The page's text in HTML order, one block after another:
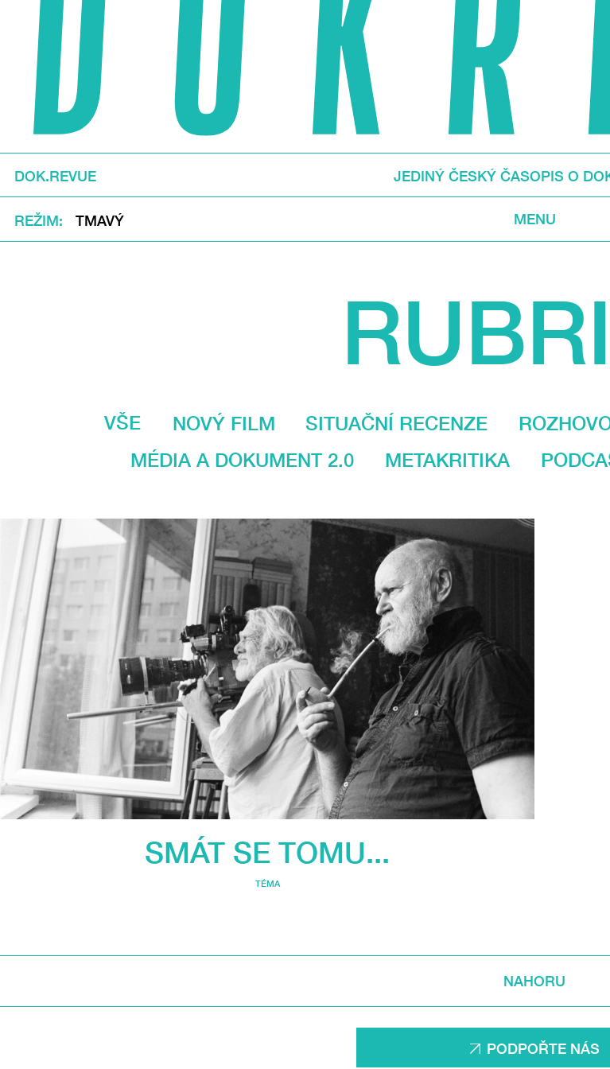
DOK.REVUE JEDINÝ ČESKÝ ČASOPIS O
REŽIM TMAVÝ MENU
VŠE NOVÝ FILM SITUAČNÍ RECENZE
MÉDIA A DOKUMENT 2.0
METAKRITIKA
SMÁT SE TOMU...
TÉMA
NAHORU
PODPOŘTE NÁS